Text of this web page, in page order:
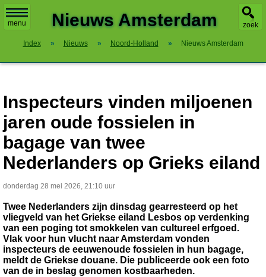
menu zoek
Nieuws Amsterdam
Index » Nieuws » Noord-Holland » Nieuws Amsterdam
Inspecteurs vinden miljoenen
jaren oude fossielen in
bagage van twee
Nederlanders op Grieks eiland
donderdag 28 mei 2026, 21:10 uur
Twee Nederlanders zijn dinsdag gearresteerd op het
vliegveld van het Griekse eiland Lesbos op verdenking
van een poging tot smokkelen van cultureel erfgoed.
Vlak voor hun vlucht naar Amsterdam vonden
inspecteurs de eeuwenoude fossielen in hun bagage,
meldt de Griekse douane. Die publiceerde ook een foto
van de in beslag genomen kostbaarheden.